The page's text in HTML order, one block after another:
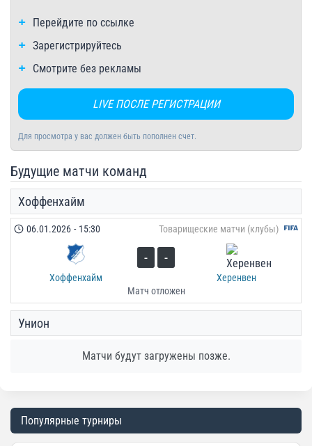
Перейдите по ссылке
Зарегистрируйтесь
Смотрите без рекламы
LIVE ПОСЛЕ РЕГИСТРАЦИИ
Для просмотра у вас должен быть пополнен счет.
Будущие матчи команд
Хоффенхайм
Товарищеские матчи (клубы)
06.01.2026 - 15:30
Хоффенхайм
- -
Херенвен
Матч отложен
Унион
Матчи будут загружены позже.
Популярные турниры